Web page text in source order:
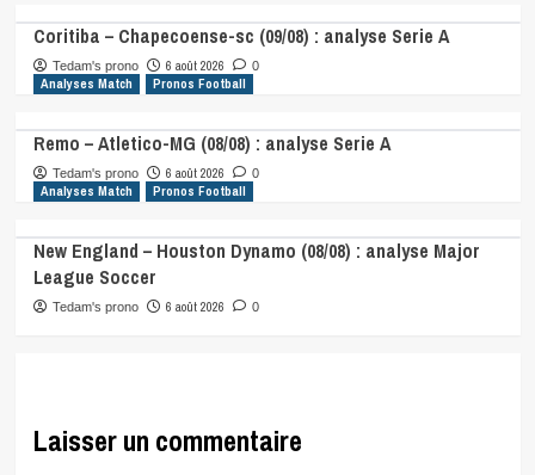
Coritiba – Chapecoense-sc (09/08) : analyse Serie A
Tedam's prono 6 août 2026 0
Analyses Match Pronos Football
Remo – Atletico-MG (08/08) : analyse Serie A
Tedam's prono 6 août 2026 0
Analyses Match Pronos Football
New England – Houston Dynamo (08/08) : analyse Major
League Soccer
Tedam's prono 6 août 2026 0
Laisser un commentaire